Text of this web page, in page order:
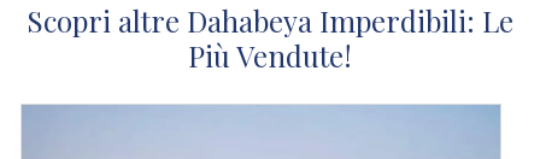
Scopri altre Dahabeya Imperdibili: Le
Più Vendute!